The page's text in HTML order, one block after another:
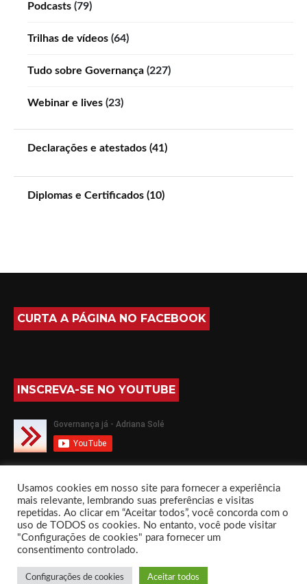
Podcasts (79)
Trilhas de vídeos (64)
Tudo sobre Governança (227)
Webinar e lives (23)
Declarações e atestados (41)
Diplomas e Certificados (10)
CURTA A PÁGINA NO FACEBOOK
INSCREVA-SE NO YOUTUBE
SIGA-ME NO TWITTER
Governança já com Adriana Solé byEverestthemes
Usamos cookies em nosso site para fornecer a experiência
mais relevante, lembrando suas preferências e visitas
repetidas. Ao clicar em “Aceitar todos”, você concorda com o
uso de TODOS os cookies. No entanto, você pode visitar
"Configurações de cookies" para fornecer um
consentimento controlado.
Configurações de cookies Aceitar todos